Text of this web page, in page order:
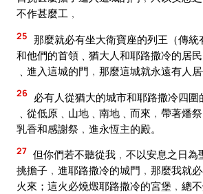
不作甚麼工﹐
25 那麼就必有坐大衛寶座的列王（傳統
和他們的首領﹑猶大人和耶路撒冷的居
﹑進入這城的門﹐那麼這城就永遠有人居
26 必有人從猶大的城市和耶路撒冷四
﹑從低原﹑山地﹑南地﹑而來﹐帶著燔
乳香和感謝祭﹐進永恆主的殿。
27 但你們若不聽從我﹐不以安息之日為
挑擔子﹐進耶路撒冷的城門﹐那麼我就
火來；這火必燒燬耶路撒冷的宮堡﹐總不